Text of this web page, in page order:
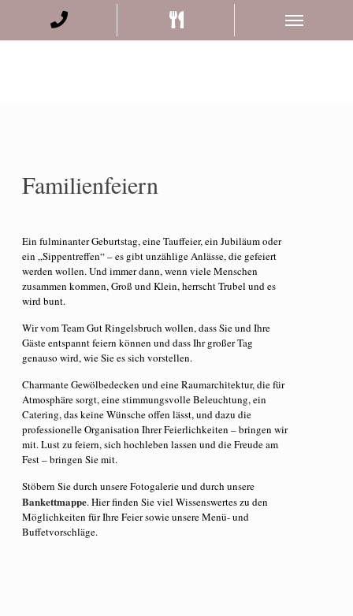
Familienfeiern
Ein fulminanter Geburtstag, eine Tauffeier, ein Jubiläum oder
ein „Sippentreffen“ – es gibt unzählige Anlässe, die gefeiert
werden wollen. Und immer dann, wenn viele Menschen
zusammen kommen, Groß und Klein, herrscht Trubel und es
wird bunt.
Wir vom Team Gut Ringelsbruch wollen, dass Sie und Ihre
Gäste entspannt feiern können und dass Ihr großer Tag
genauso wird, wie Sie es sich vorstellen.
Charmante Gewölbedecken und eine Raumarchitektur, die für
Atmosphäre sorgt, eine stimmungsvolle Beleuchtung, ein
Catering, das keine Wünsche offen lässt, und dazu die
professionelle Organisation Ihrer Feierlichkeiten – bringen wir
mit. Lust zu feiern, sich hochleben lassen und die Freude am
Fest – bringen Sie mit.
Stöbern Sie durch unsere Fotogalerie und durch unsere
Bankettmappe. Hier finden Sie viel Wissenswertes zu den
Möglichkeiten für Ihre Feier sowie unsere Menü- und
Buffetvorschläge.